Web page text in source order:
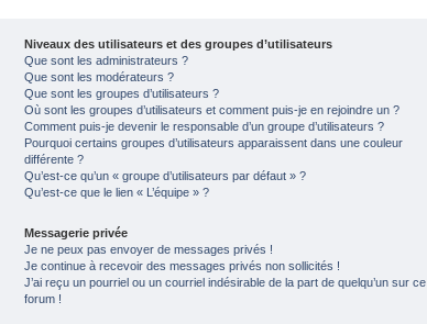
Niveaux des utilisateurs et des groupes d’utilisateurs
Que sont les administrateurs ?
Que sont les modérateurs ?
Que sont les groupes d’utilisateurs ?
Où sont les groupes d’utilisateurs et comment puis-je en rejoindre un ?
Comment puis-je devenir le responsable d’un groupe d’utilisateurs ?
Pourquoi certains groupes d’utilisateurs apparaissent dans une couleur
différente ?
Qu’est-ce qu’un « groupe d’utilisateurs par défaut » ?
Qu’est-ce que le lien « L’équipe » ?
Messagerie privée
Je ne peux pas envoyer de messages privés !
Je continue à recevoir des messages privés non sollicités !
J’ai reçu un pourriel ou un courriel indésirable de la part de quelqu’un sur ce
forum !